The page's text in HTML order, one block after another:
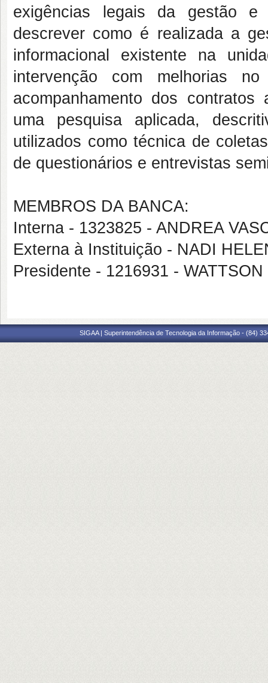
exigências legais da gestão e
descrever como é realizada a
informacional existente na
intervenção com melhorias
acompanhamento dos
uma pesquisa aplicada,
utilizados como técnica de
de questionários e entrevistas
MEMBROS DA BANCA:
Interna - 1323825 - ANDREA
Externa à Instituição - NADI
Presidente - 1216931 -
SIGAA | Superintendência de Tecnologia da Informação - (84)